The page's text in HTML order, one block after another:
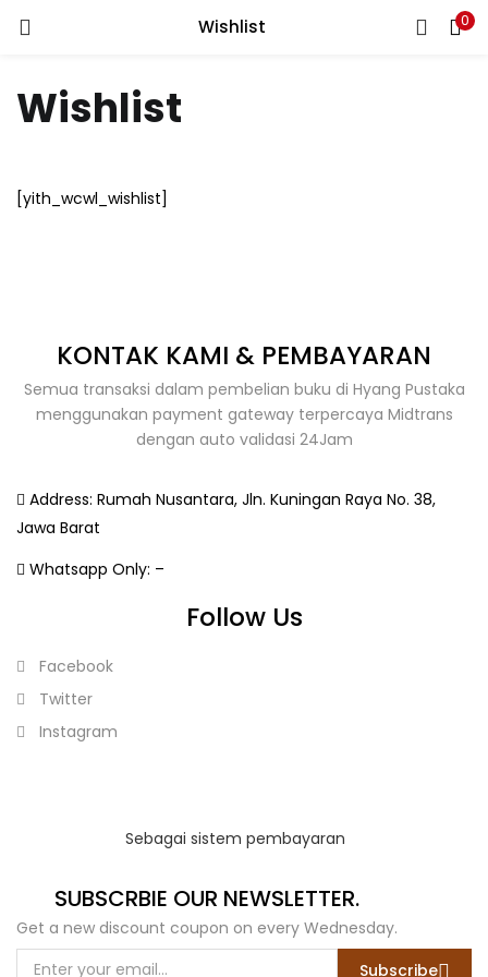
Wishlist 0
REGISTER
Enter your username and password to login.
Lost password?
Wishlist
[yith_wcwl_wishlist]
KONTAK KAMI & PEMBAYARAN
Semua transaksi dalam pembelian buku di Hyang Pustaka
menggunakan payment gateway terpercaya Midtrans
dengan auto validasi 24Jam
Address: Rumah Nusantara, Jln. Kuningan Raya No. 38,
Jawa Barat
Whatsapp Only: –
Follow Us
Facebook
Twitter
Instagram
Sebagai sistem pembayaran
SUBSCRBIE OUR NEWSLETTER.
Get a new discount coupon on every Wednesday.
Subscribe